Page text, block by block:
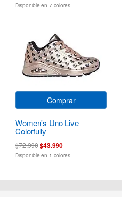
Disponible en 7 colores
Comprar
Women's Uno Live
Colorfully
$72.990$43.990
Disponible en 1 colores